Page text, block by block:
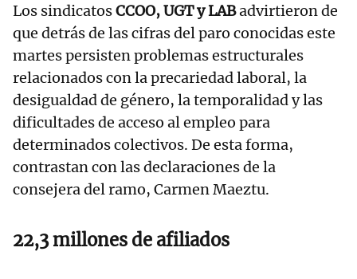
Los sindicatosCCOO, UGT y LABadvirtieron de
que detrás de las cifras del paro conocidas este
martes persisten problemas estructurales
relacionados con la precariedad laboral, la
desigualdad de género, la temporalidad y las
dificultades de acceso al empleo para
determinados colectivos. De esta forma,
contrastan con las declaraciones de la
consejera del ramo, Carmen Maeztu.
22,3 millones de afiliados